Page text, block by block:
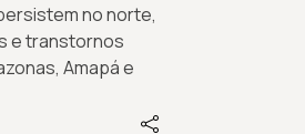
no norte,
e transtornos
Amapá e